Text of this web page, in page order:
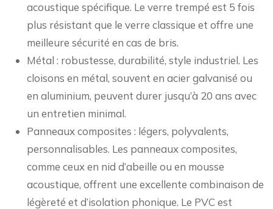
acoustique spécifique. Le verre trempé est 5 fois
plus résistant que le verre classique et offre une
meilleure sécurité en cas de bris.
Métal : robustesse, durabilité, style industriel. Les
cloisons en métal, souvent en acier galvanisé ou
en aluminium, peuvent durer jusqu’à 20 ans avec
un entretien minimal.
Panneaux composites : légers, polyvalents,
personnalisables. Les panneaux composites,
comme ceux en nid d’abeille ou en mousse
acoustique, offrent une excellente combinaison de
légèreté et d’isolation phonique. Le PVC est